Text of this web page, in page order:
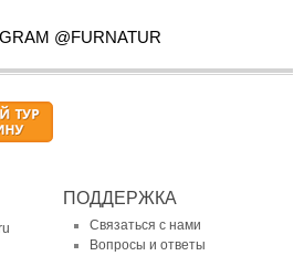
@FURNATUR
ПОДДЕРЖКА
Связаться с нами
Вопросы и ответы